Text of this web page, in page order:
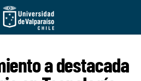
a destacada